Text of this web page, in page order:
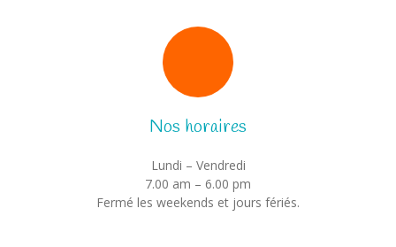
Nos horaires
Lundi – Vendredi
7.00 am – 6.00 pm
Fermé les weekends et jours fériés.